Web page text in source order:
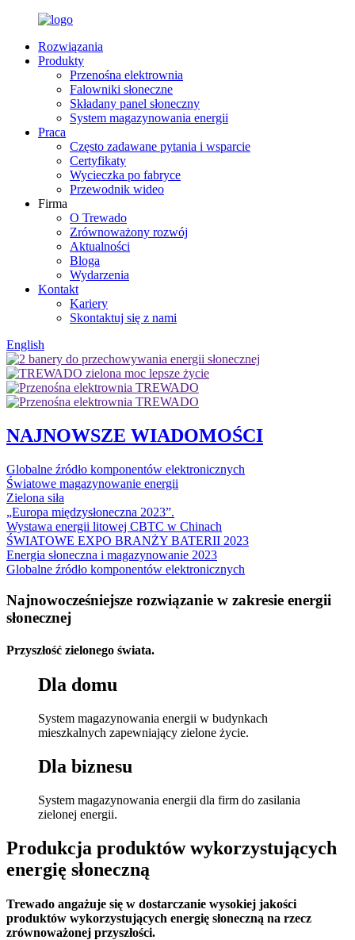
Rozwiązania
Produkty
Przenośna elektrownia
Falowniki słoneczne
Składany panel słoneczny
System magazynowania energii
Praca
Często zadawane pytania i wsparcie
Certyfikaty
Wycieczka po fabryce
Przewodnik wideo
Firma
O Trewado
Zrównoważony rozwój
Aktualności
Bloga
Wydarzenia
Kontakt
Kariery
Skontaktuj się z nami
English
NAJNOWSZE WIADOMOŚCI
Globalne źródło komponentów elektronicznych
Światowe magazynowanie energii
Zielona siła
„Europa międzysłoneczna 2023”.
Wystawa energii litowej CBTC w Chinach
ŚWIATOWE EXPO BRANŻY BATERII 2023
Energia słoneczna i magazynowanie 2023
Globalne źródło komponentów elektronicznych
Najnowocześniejsze rozwiązanie w zakresie energii
słonecznej
Przyszłość zielonego świata.
Dla domu
System magazynowania energii w budynkach
mieszkalnych zapewniający zielone życie.
Dla biznesu
System magazynowania energii dla firm do zasilania
zielonej energii.
Produkcja produktów wykorzystujących
energię słoneczną
Trewado angażuje się w dostarczanie wysokiej jakości
produktów wykorzystujących energię słoneczną na rzecz
zrównoważonej przyszłości.